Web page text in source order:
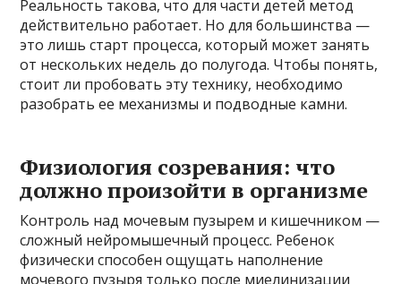
Реальность такова, что для части детей метод
действительно работает. Но для большинства —
это лишь старт процесса, который может занять
от нескольких недель до полугода. Чтобы понять,
стоит ли пробовать эту технику, необходимо
разобрать ее механизмы и подводные камни.
Физиология созревания: что
должно произойти в организме
Контроль над мочевым пузырем и кишечником —
сложный нейромышечный процесс. Ребенок
физически способен ощущать наполнение
мочевого пузыря только после миелинизации